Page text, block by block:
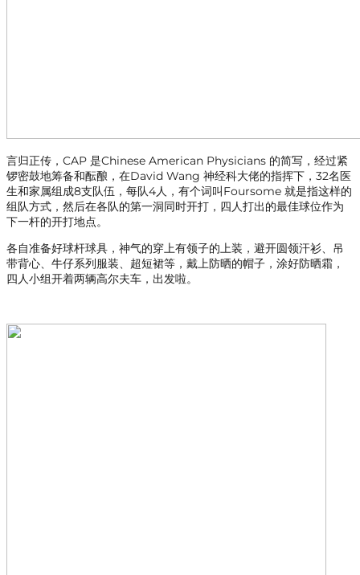
言归正传，CAP 是Chinese American Physicians 的简写，经过紧
锣密鼓地筹备和酝酿，在David Wang 神经科大佬的指挥下，32名医
生和家属组成8支队伍，每队4人，有个词叫Foursome 就是指这样的
组队方式，然后在各队的第一洞同时开打，四人打出的最佳球位作为
下一杆的开打地点。
各自准备好球杆球具，神气的穿上有领子的上装，避开圆领汗衫、吊
带背心、牛仔系列服装、超短裙等，戴上防晒的帽子，涂好防晒霜，
四人小组开着两辆高尔夫车，出发啦。